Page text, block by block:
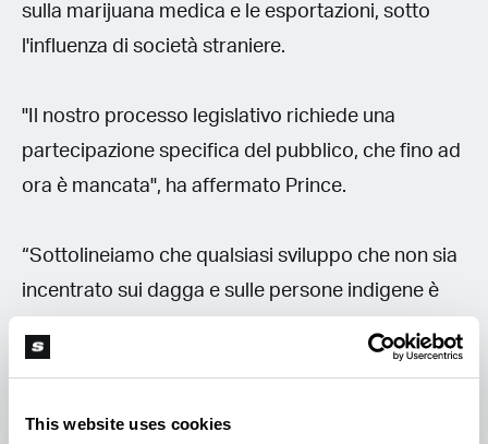
This website uses cookies
sulla marijuana medica e le esportazioni, sotto
l'influenza di società straniere.
"Il nostro processo legislativo richiede una
partecipazione specifica del pubblico, che fino ad
ora è mancata", ha affermato Prince.
“Sottolineiamo che qualsiasi sviluppo che non sia
incentrato sui dagga e sulle persone indigene è
aggiunto al canale televisivo Newzroom Afrika, “e
voci straniere quando si tratta della questione